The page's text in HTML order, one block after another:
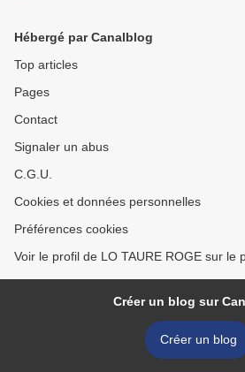
Hébergé par Canalblog
Top articles
Pages
Contact
Signaler un abus
C.G.U.
Cookies et données personnelles
Préférences cookies
Voir le profil de LO TAURE ROGE sur le
Créer un blog sur
Créer un blog